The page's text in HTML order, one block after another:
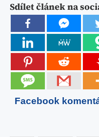
Sdílet článek na
Facebook